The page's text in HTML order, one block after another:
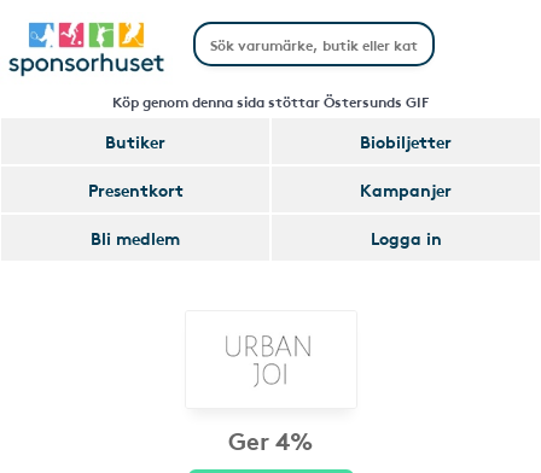
Köp genom denna sida stöttar Östersunds GIF
Butiker
Biobiljetter
Presentkort
Kampanjer
Bli medlem
Logga in
Ger 4%